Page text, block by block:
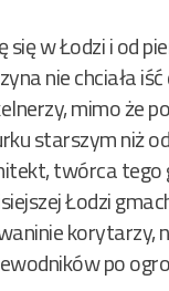
w Łodzi i od
nie chciała
mimo że
starszym niż
twórca
Łodzi
korytarzy,
po